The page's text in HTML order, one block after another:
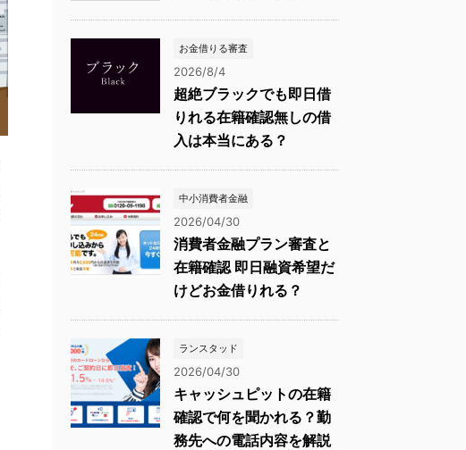
お金借りる審査
2026/8/4
超絶ブラックでも即日借
りれる在籍確認無しの借
入は本当にある？
中小消費者金融
2026/04/30
消費者金融プラン審査と
在籍確認 即日融資希望だ
けどお金借りれる？
ランスタッド
2026/04/30
キャッシュピットの在籍
確認で何を聞かれる？勤
務先への電話内容を解説